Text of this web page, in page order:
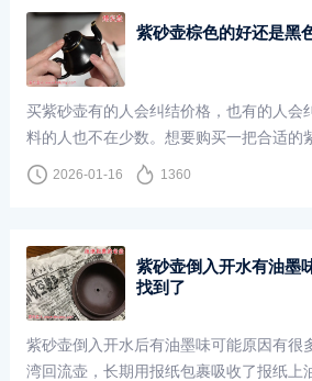
紫砂壶棕色的好还是黑
买紫砂壶有的人会纠结价格，也有的人会
料的人也不在少数。想要购买一把合适的
需要考虑的问题会有很多。近日，有朋友
色的
2026-01-16 1360
紫砂壶倒入开水有油墨
找到了
紫砂壶倒入开水后有油墨味可能原因有很
湾回流壶，长期用报纸包裹吸收了报纸上